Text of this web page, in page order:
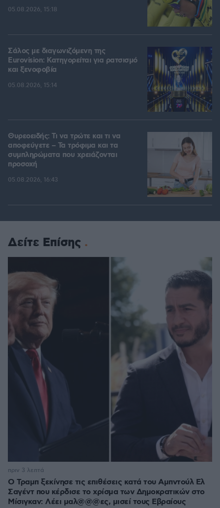
05.08.2026, 15:18
Σάλος με διαγωνιζόμενη της
Eurovision: Κατηγορείται για ρατσισμό
και ξενοφοβία
05.08.2026, 15:14
Θυρεοειδής: Τι να τρώτε και τι να
αποφεύγετε – Τα τρόφιμα και τα
συμπληρώματα που χρειάζονται
προσοχή
05.08.2026, 16:43
Δείτε Επίσης
O Τραμπ ξεκίνησε τις επιθέσεις κατά του Αμπντούλ Ελ
Σαγέντ που κέρδισε το χρίσμα των Δημοκρατικών στο
Μίσιγκαν: Λέει μαλ@@@ες, μισεί τους Εβραίους
πριν 3 λεπτά